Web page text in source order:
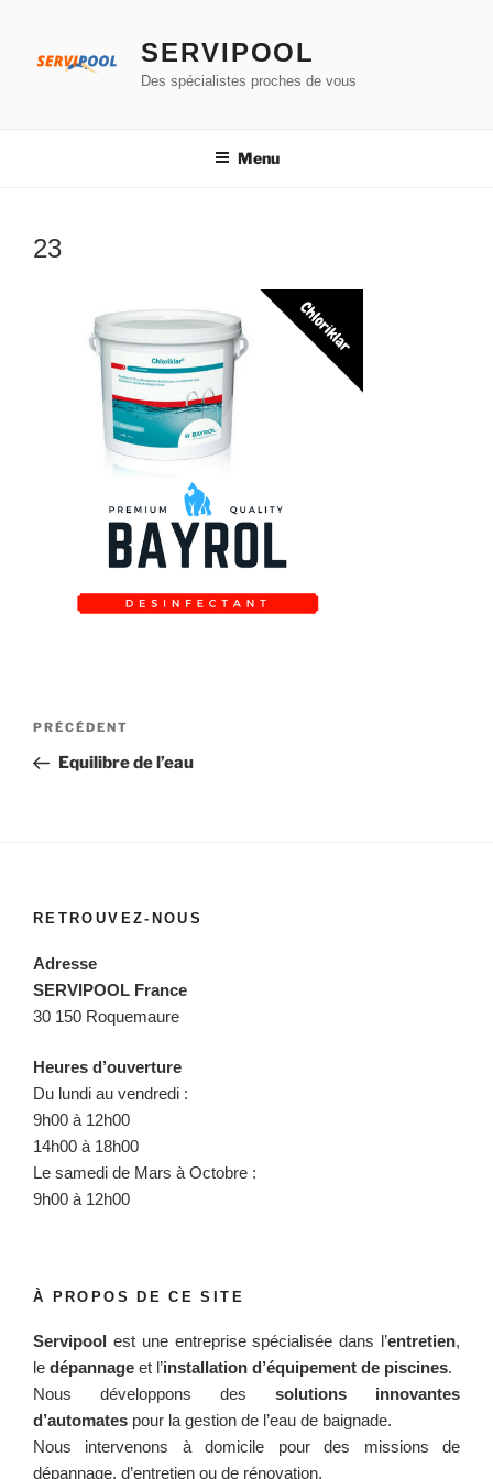
contenu
SERVIPOOL
Des spécialistes proches de vous
Menu
23
Navigation
l’article
Article
précédent
PRÉCÉDENT
Equilibre de l’eau
RETROUVEZ-NOUS
Adresse
SERVIPOOL France
30 150 Roquemaure
Heures d’ouverture
Du lundi au vendredi :
9h00 à 12h00
14h00 à 18h00
Le samedi de Mars à Octobre :
9h00 à 12h00
À PROPOS DE CE SITE
Servipool est une entreprise spécialisée dans l’entretien,
le dépannage et l’installation d’équipement de piscines.
Nous développons des solutions innovantes
d’automates pour la gestion de l’eau de baignade.
Nous intervenons à domicile pour des missions de
dépannage, d’entretien ou de rénovation.